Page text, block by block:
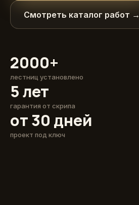
Смотреть каталог работ →
2000+
лестниц установлено
5 лет
гарантия от скрипа
от 30 дней
проект под ключ